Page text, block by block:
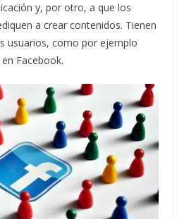
y, por otro, a que los
a crear contenidos. Tienen
usuarios, como por ejemplo
Facebook.